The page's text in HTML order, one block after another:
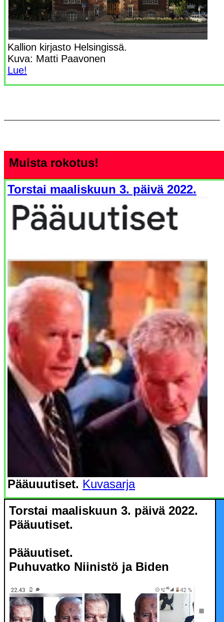
Kallion kirjasto Helsingissä.
Kuva: Matti Paavonen
Lue!
Muista rokotus!
Torstai maaliskuun 3. päivä 2022.
Pääuuutiset. Kuvasarja
Torstai maaliskuun 3. päivä 2022.
Pääuutiset.
Pääuutiset.
Puhuvatko Niinistö ja Biden